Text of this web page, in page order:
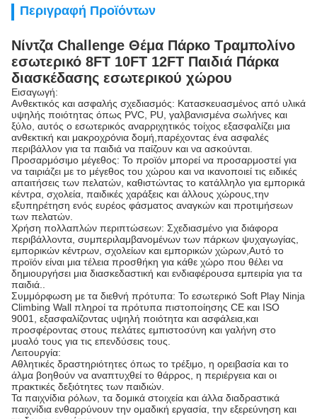
Περιγραφή Προϊόντων
Νίντζα Challenge Θέμα Πάρκο Τραμπολίνο
εσωτερικό 8FT 10FT 12FT Παιδιά Πάρκα
διασκέδασης εσωτερικού χώρου
Εισαγωγή:
Ανθεκτικός και ασφαλής σχεδιασμός: Κατασκευασμένος από υλικά
υψηλής ποιότητας όπως PVC, PU, γαλβανισμένα σωλήνες και
ξύλο, αυτός ο εσωτερικός αναρριχητικός τοίχος εξασφαλίζει μια
ανθεκτική και μακροχρόνια δομή,παρέχοντας ένα ασφαλές
περιβάλλον για τα παιδιά να παίζουν και να ασκούνται.
Προσαρμόσιμο μέγεθος: Το προϊόν μπορεί να προσαρμοστεί για
να ταιριάζει με το μέγεθος του χώρου και να ικανοποιεί τις ειδικές
απαιτήσεις των πελατών, καθιστώντας το κατάλληλο για εμπορικά
κέντρα, σχολεία, παιδικές χαράξεις και άλλους χώρους,την
εξυπηρέτηση ενός ευρέος φάσματος αναγκών και προτιμήσεων
των πελατών.
Χρήση πολλαπλών περιπτώσεων: Σχεδιασμένο για διάφορα
περιβάλλοντα, συμπεριλαμβανομένων των πάρκων ψυχαγωγίας,
εμπορικών κέντρων, σχολείων και εμπορικών χώρων,Αυτό το
προϊόν είναι μια τέλεια προσθήκη για κάθε χώρο που θέλει να
δημιουργήσει μια διασκεδαστική και ενδιαφέρουσα εμπειρία για τα
παιδιά..
Συμμόρφωση με τα διεθνή πρότυπα: Το εσωτερικό Soft Play Ninja
Climbing Wall πληροί τα πρότυπα πιστοποίησης CE και ISO
9001, εξασφαλίζοντας υψηλή ποιότητα και ασφάλεια,και
προσφέροντας στους πελάτες εμπιστοσύνη και γαλήνη στο
μυαλό τους για τις επενδύσεις τους.
Λειτουργία:
Αθλητικές δραστηριότητες όπως το τρέξιμο, η ορειβασία και το
άλμα βοηθούν να αναπτυχθεί το θάρρος, η περιέργεια και οι
πρακτικές δεξιότητες των παιδιών.
Τα παιχνίδια ρόλων, τα δομικά στοιχεία και άλλα διαδραστικά
παιχνίδια ενθαρρύνουν την ομαδική εργασία, την εξερεύνηση και